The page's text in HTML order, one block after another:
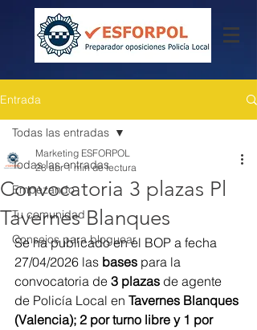
Entrada
Todas las entradas
Empezando
Tu comunidad
Consejos para bloguear
Todas las entradas
Convocatoria 3 plazas Pl
Tavernes Blanques
Marketing ESFORPOL
28 abr 1 min de lectura
Se ha publicado en el BOP a fecha
27/04/2026 las bases para la
convocatoria de 3 plazas de agente
de Policía Local en Tavernes Blanques
(Valencia); 2 por turno libre y 1 por